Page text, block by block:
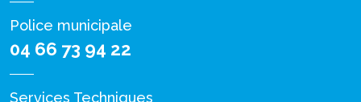
Police municipale
04 66 73 94 22
Services Techniques